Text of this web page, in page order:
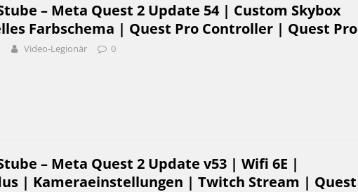
– Meta Quest 2 Update 54 | Custom Skybox
Farbschema | Quest Pro Controller | Quest Pro
Video-Legionär 0
– Meta Quest 2 Update v53 | Wifi 6E |
| Kameraeinstellungen | Twitch Stream | Quest